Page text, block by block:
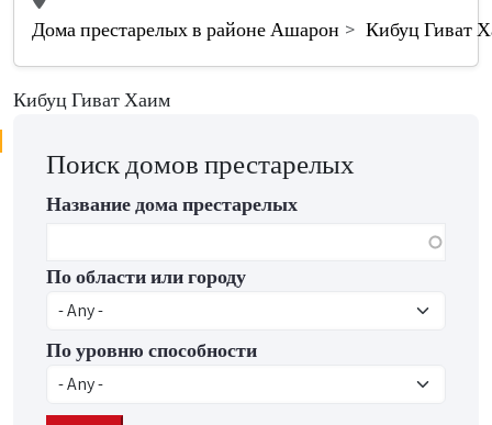
Дома престарелых в районе Ашарон Кибуц Гиват
Кибуц Гиват Хаим
Поиск домов престарелых
Название дома престарелых
По области или городу
По уровню способности